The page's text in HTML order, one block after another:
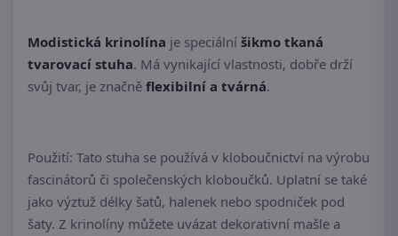
Modistická krinolína je speciální šikmo tkaná
tvarovací stuha. Má vynikající vlastnosti, dobře drží
svůj tvar, je značně flexibilní a tvárná.
Použití: Tato stuha se používá v kloboučnictví na výrobu
fascinátorů či společenských kloboučků. Uplatní se také
jako výztuž délky šatů, halenek nebo spodniček pod
šaty. Z krinolíny můžete uvázat dekorativní mašle a